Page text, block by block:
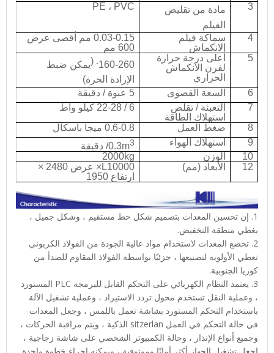
3
مادة من تقليص
الفيلم
PE ، PVC
4
سماكة فيلم
الانكماش
0.03-0.15 مم أقصى عرض
600 مم
5
أعلى درجة حرارة
لفرن الانكماش
الحراري
160-260
.
(يمكن ضبط
الإرادة الحرة)
6
السعة القصوى
5 عبوة / دقيقة
7
التعبئة / تقلص
استهلاك الطاقة
6 / 22-28 كيلو واط
8
ضغط العمل
0.6-0.8 ميجا باسكال
9
استهلاك الهواء 0.3m3
/ دقيقة
10
الوزن
2000kg
12
الأبعاد (مم) L10000
× عرض 2480 ×
ارتفاع 1950
1. إن تحسين المعدات بتصميم شكل خط مستقيم ، وشكل جميل ،
يغطي منطقة التخفيض.
2. تخضع المعدات لاستخدام مواد عالية الجودة من الفولاذ الكربوني
تعطي الأولوية لتصنيعها ، جزئيًا بواسطة الفولاذ المقاوم للصدأ من
كوريا الجنوبية.
3. يعتمد النظام الكهربائي على التحكم القابل للبرمجة PLC المستورد
، وعملية النقل تستخدم محول تردد الاستيراد ، وعملية تشغيل الآلة
باستخدام التحكم المستورد بشاشة تعمل باللمس ، وجعل المعدات
في حالة التحكم في العمل sitzerlan الذكية ، ويتم مراقبة الحركات ،
وجميع أنواع الإنذار ، وحالة الكمبيوتر الشخصي على شاشة زجاجية ،